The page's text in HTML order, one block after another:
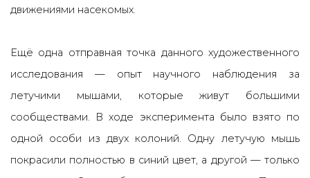
движениями насекомых.
Ещё одна отправная точка данного художественного
исследования — опыт научного наблюдения за
летучими мышами, которые живут большими
сообществами. В ходе эксперимента было взято по
одной особи из двух колоний. Одну летучую мышь
покрасили полностью в синий цвет, а другой — только